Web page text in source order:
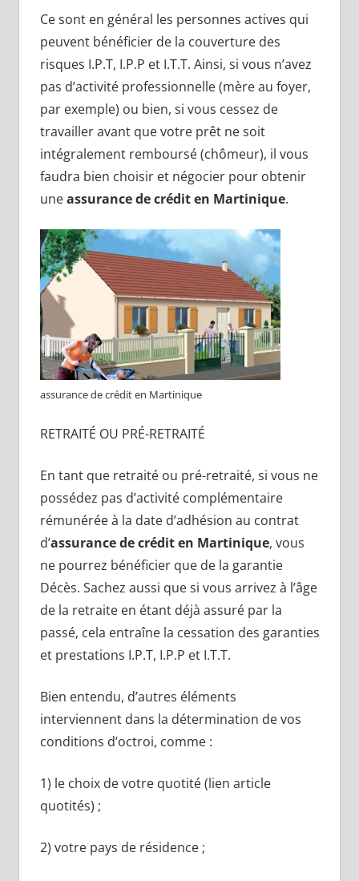
Ce sont en général les personnes actives qui
peuvent bénéficier de la couverture des
risques I.P.T, I.P.P et I.T.T. Ainsi, si vous n’avez
pas d’activité professionnelle (mère au foyer,
par exemple) ou bien, si vous cessez de
travailler avant que votre prêt ne soit
intégralement remboursé (chômeur), il vous
faudra bien choisir et négocier pour obtenir
uneassurance de crédit en Martinique.
assurance de crédit en Martinique
RETRAITÉ OU PRÉ-RETRAITÉ
En tant que retraité ou pré-retraité, si vous ne
possédez pas d’activité complémentaire
rémunérée à la date d’adhésion au contrat
d’assurance de crédit en Martinique, vous
ne pourrez bénéficier que de la garantie
Décès. Sachez aussi que si vous arrivez à l’âge
de la retraite en étant déjà assuré par la
passé, cela entraîne la cessation des garanties
et prestations I.P.T, I.P.P et I.T.T.
Bien entendu, d’autres éléments
interviennent dans la détermination de vos
conditions d’octroi, comme :
1) le choix de votre quotité (lien article
quotités) ;
2) votre pays de résidence ;